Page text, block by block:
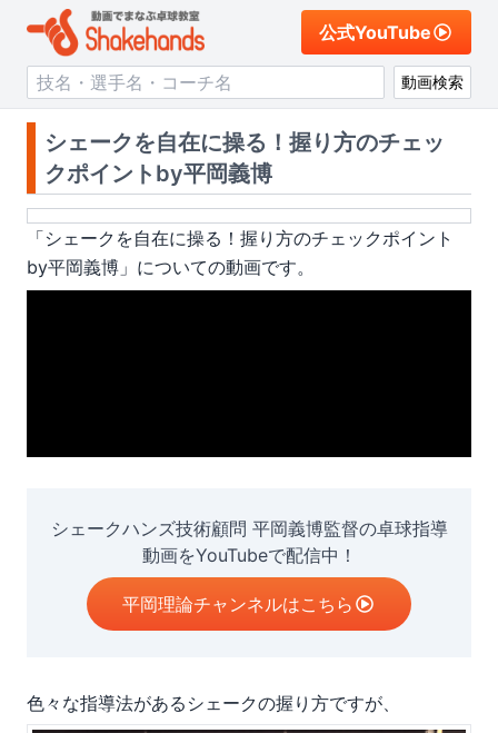
公式YouTube
動画検索
シェークを自在に操る！握り方のチェッ
クポイントby平岡義博
「シェークを自在に操る！握り方のチェックポイント
by平岡義博 」についての動画です。
シェークハンズ技術顧問 平岡義博監督の卓球指導
動画をYouTubeで配信中！
平岡理論チャンネルはこちら
色々な指導法があるシェークの握り方ですが、